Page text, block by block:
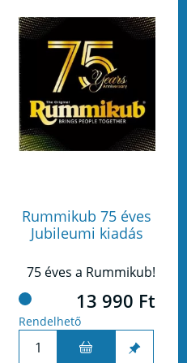
Rummikub 75 éves
Jubileumi kiadás
75 éves a Rummikub!
13 990 Ft
Rendelhető